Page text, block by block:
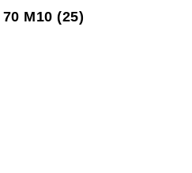
M10 (25)